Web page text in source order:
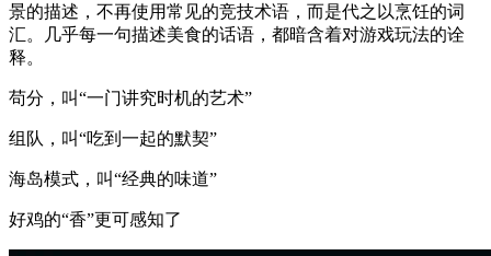
景的描述，不再使用常见的竞技术语，而是代之以烹饪的词
汇。几乎每一句描述美食的话语，都暗含着对游戏玩法的诠
释。
苟分，叫“一门讲究时机的艺术”
组队，叫“吃到一起的默契”
海岛模式，叫“经典的味道”
好鸡的“香”更可感知了